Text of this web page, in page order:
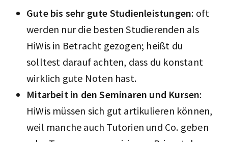
Gute bis sehr gute Studienleistungen: oft
werden nur die besten Studierenden als
HiWis in Betracht gezogen; heißt du
solltest darauf achten, dass du konstant
wirklich gute Noten hast.
Mitarbeit in den Seminaren und Kursen:
HiWis müssen sich gut artikulieren können,
weil manche auch Tutorien und Co. geben